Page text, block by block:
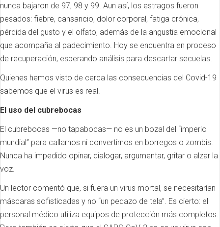
nunca bajaron de 97, 98 y 99. Aun así, los estragos fueron
pesados: fiebre, cansancio, dolor corporal, fatiga crónica,
pérdida del gusto y el olfato, además de la angustia emocional
que acompaña al padecimiento. Hoy se encuentra en proceso
de recuperación, esperando análisis para descartar secuelas.
Quienes hemos visto de cerca las consecuencias del Covid-19
sabemos que el virus es real.
El uso del cubrebocas
El cubrebocas —no tapabocas— no es un bozal del “imperio
mundial” para callarnos ni convertirnos en borregos o zombis.
Nunca ha impedido opinar, dialogar, argumentar, gritar o alzar la
voz.
Un lector comentó que, si fuera un virus mortal, se necesitarían
máscaras sofisticadas y no “un pedazo de tela”. Es cierto: el
personal médico utiliza equipos de protección más completos.